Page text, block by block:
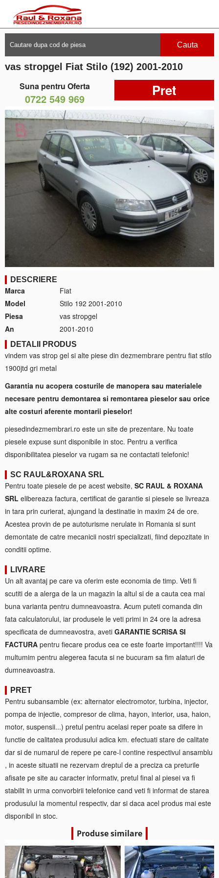
Cauta
vas stropgel Fiat Stilo (192) 2001-2010
Suna pentru Oferta
0722 549 969 Pret
DESCRIERE
Marca
Fiat
Model
Stilo 192 2001-2010
Piesa
vas stropgel
An
2001-2010
DETALII PRODUS
vindem vas strop gel si alte piese din dezmembrare pentru fiat stilo
1900jtd gri metal
Garantia nu acopera costurile de manopera sau materialele
necesare pentru demontarea si remontarea pieselor sau orice
alte costuri aferente montarii pieselor!
piesedindezmembrari.ro este un site de prezentare. Nu toate
piesele expuse sunt disponibile in stoc. Pentru a verifica
disponibilitatea pieselor va rugam sa ne contactati telefonic!
SC RAUL&ROXANA SRL
Pentru toate piesele de pe acest website, SC RAUL & ROXANA
SRL elibereaza factura, certificat de garantie si piesele se livreaza
in tara prin curierat, ajungand la destinatie in maxim 24 de ore.
Acestea provin de pe autoturisme nerulate in Romania si sunt
demontate de catre mecanicii nostri specializati, fiind depozitate in
conditii optime.
LIVRARE
Un alt avantaj pe care va oferim este economia de timp. Veti fi
scutiti de a alerga de la un magazin la altul si de a cauta cea mai
buna varianta pentru dumneavoastra. Acum puteti comanda din
fata calculatorului, iar produsele le veti primi in 24 ore la adresa
specificata de dumneavostra, aveti GARANTIE SCRISA SI
FACTURA pentru fiecare produs cea ce este foarte important!!!! Va
multumim pentru alegerea facuta si ne bucuram sa fim alaturi de
dumneavoastra.
PRET
Pentru subansamble (ex: alternator electromotor, turbina, injector,
pompa de injectie, compresor de clima, hayon, interior, usa, haion,
motor, suspensii...) pretul pentru acelasi reper poate sa difere in
functie de calitatea produsului adica km. efectuati stare de calitate
dar si de numarul de repere pe care-l contine respectivul ansamblu
, in aceste situatii ne rezervam dreptul de a preciza ca preturile
afisate pe site au caracter informativ, pretul final al piesei va fi
stabilit in urma convorbirii telefonice cand veti fi informat de starea
produsului la momentul respectiv, dar si daca acel produs mai este
disponibil in stoc.
Produse similare